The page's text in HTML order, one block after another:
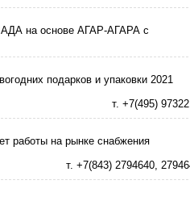
на основе АГАР-АГАРА с
подарков и упаковки 2021
т. +7(495)
работы на рынке снабжения
т. +7(843) 2794640,